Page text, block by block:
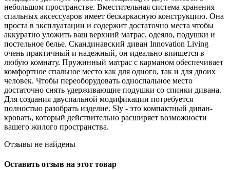
небольшом пространстве. Вместительная система хранения
спальных аксессуаров имеет бескаркасную конструкцию. Она
проста в эксплуатации и содержит достаточно места чтобы
аккуратно уложить ваш верхний матрас, одеяло, подушки и
постельное белье. Скандинавский диван Innovation Living
очень практичный и надежный, он идеально впишется в
любую комнату. Пружинный матрас с карманом обеспечивает
комфортное спальное место как для одного, так и для двоих
человек. Чтобы переоборудовать односпальное место
достаточно снять удерживающие подушки со спинки дивана.
Для создания двуспальной модификации потребуется
полностью разобрать изделие. Sly - это компактный диван-
кровать, который действительно расширяет возможности
вашего жилого пространства.
Отзывы не найдены
Оставить отзыв на этот товар